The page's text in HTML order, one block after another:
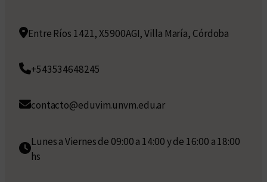
Entre Ríos 1421, X5900AGI, Villa María, Córdoba
+543534648245
contacto@eduvim.unvm.edu.ar
Lunes a Viernes de 09:00 a 14:00 y de 16:00 a 18:00
hs